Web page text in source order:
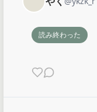
読み終わった